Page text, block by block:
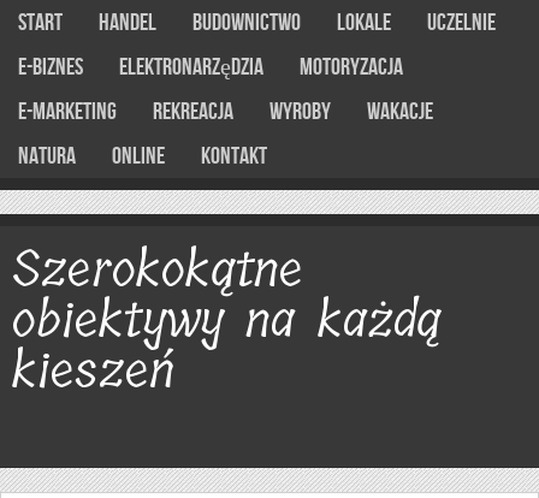
Start Handel Budownictwo Lokale
Uczelnie
E-Biznes
Elektronarzędzia
Motoryzacja
E-marketing
Rekreacja Wyroby
Wakacje
Natura
Online Kontakt
Szerokokątne
obiektywy na każdą
kieszeń